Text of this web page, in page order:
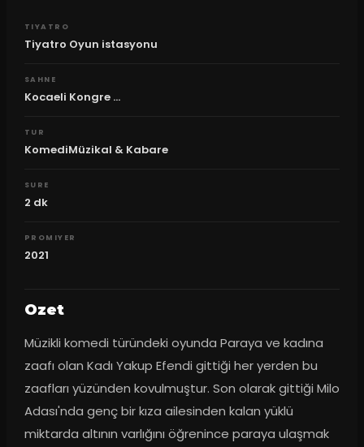
TIYATRO
Tiyatro Oyun istasyonu
SAHNE
Kocaeli Kongre ...
TUR
KomediMüzikal & Kabare
SURE
2 dk
PROMIYER
2021
Ozet
Müzikli komedi türündeki oyunda Paraya ve kadına
zaafı olan Kadı Yakup Efendi gittiği her yerden bu
zaafları yüzünden kovulmuştur. Son olarak gittiği Milo
Adası'nda genç bir kıza ailesinden kalan yüklü
miktarda altının varlığını öğrenince paraya ulaşmak